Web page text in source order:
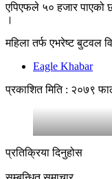
एपिएफले ५० हजार पाएको
।
महिला तर्फ एभरेष्ट बुटवल
Eagle Khabar
प्रकाशित मिति : २०७९
प्रतिक्रिया दिनुहोस